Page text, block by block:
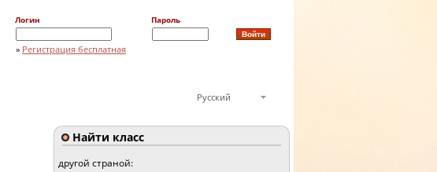
Логин Пароль
» Регистрация бесплатная
Русский
Найти класс
другой страной: